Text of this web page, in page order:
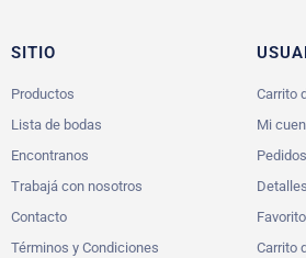
SITIO
Productos
Lista de bodas
Encontranos
Trabajá con nosotros
Contacto
Términos y Condiciones
Carrito
Mi
Pedidos
Carrito